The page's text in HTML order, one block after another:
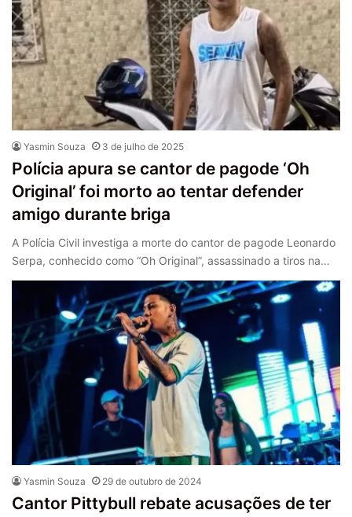
Yasmin Souza 3 de julho de 2025
Polícia apura se cantor de pagode ‘Oh
Original’ foi morto ao tentar defender
amigo durante briga
A Polícia Civil investiga a morte do cantor de pagode Leonardo
Serpa, conhecido como “Oh Original”, assassinado a tiros na…
Yasmin Souza 29 de outubro de 2024
Cantor Pittybull rebate acusações de ter